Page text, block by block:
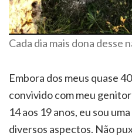
Cada dia mais dona desse
Embora dos meus quase
convivido com meu genitor
14 aos 19 anos, eu sou
diversos aspectos. Não